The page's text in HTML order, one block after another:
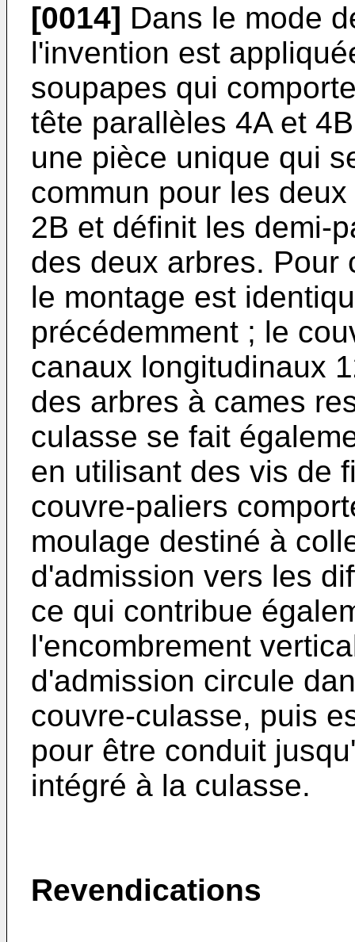
[0014] Dans le mode
l'invention est
soupapes qui
tête parallèles 4A et
une pièce unique qui
commun pour les
2B et définit les demi-
des deux arbres. Pour
le montage est
précédemment ; le
canaux longitudinaux
des arbres à cames
culasse se fait
en utilisant des vis de
couvre-paliers
moulage destiné à
d'admission vers les
ce qui contribue
l'encombrement
d'admission circule
couvre-culasse, puis
pour être conduit
intégré à la culasse.
Revendications